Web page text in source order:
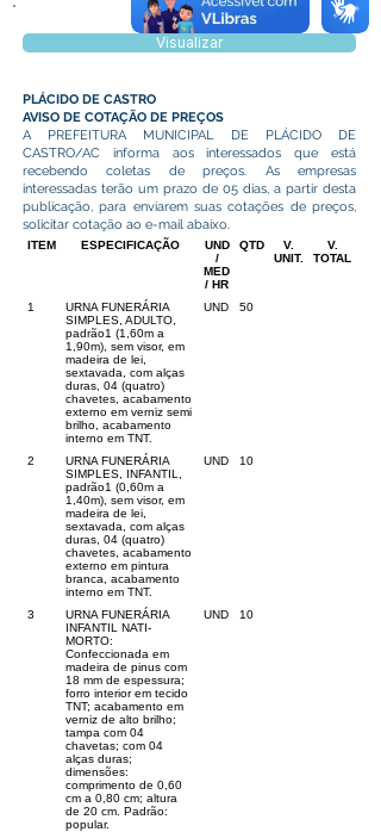
Visualizar
PLÁCIDO DE CASTRO
AVISO DE COTAÇÃO DE PREÇOS
A PREFEITURA MUNICIPAL DE PLÁCIDO DE
CASTRO/AC informa aos interessados que está
recebendo coletas de preços. As empresas
interessadas terão um prazo de 05 dias, a partir desta
publicação, para enviarem suas cotações de preços,
solicitar cotação ao e-mail abaixo.
ITEM ESPECIFICAÇÃO
UND
/
MED
/ HR
QTD
V.
UNIT.
V.
TOTAL
1
URNA FUNERÁRIA
SIMPLES, ADULTO,
padrão1 (1,60m a
1,90m), sem visor, em
madeira de lei,
sextavada, com alças
duras, 04 (quatro)
chavetes, acabamento
externo em verniz semi
brilho, acabamento
interno em TNT.
UND 50
2
URNA FUNERÁRIA
SIMPLES, INFANTIL,
padrão1 (0,60m a
1,40m), sem visor, em
madeira de lei,
sextavada, com alças
duras, 04 (quatro)
chavetes, acabamento
externo em pintura
branca, acabamento
interno em TNT.
UND 10
3
URNA FUNERÁRIA
INFANTIL NATI-
MORTO:
Confeccionada em
madeira de pinus com
18 mm de espessura;
forro interior em tecido
TNT; acabamento em
verniz de alto brilho;
tampa com 04
chavetas; com 04
alças duras;
dimensões:
comprimento de 0,60
cm a 0,80 cm; altura
de 20 cm. Padrão:
popular.
UND 10